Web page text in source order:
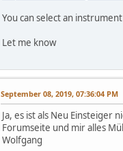
You can select an
Let me know
September 08, 2019, 07:36:04 PM
Ja, es ist als Neu Einsteiger
Forumseite und mir alles
Wolfgang